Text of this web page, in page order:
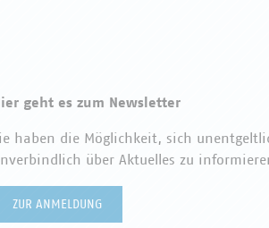
geht es zum Newsletter
haben die Möglichkeit, sich
über Aktuelles zu
ZUR ANMELDUNG